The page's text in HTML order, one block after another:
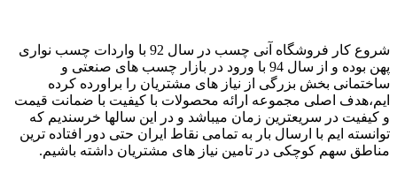
شروع کار فروشگاه آنی چسب در سال 92 با واردات چسب نواری
پهن بوده و از سال 94 با ورود در بازار چسب های صنعتی و
ساختمانی بخش بزرگی از نیاز های مشتریان را براورده کرده
ایم،هدف اصلی مجموعه ارائه محصولات با کیفیت با ضمانت قیمت
و کیفیت در سریعترین زمان میباشد و در این سالها خرسندیم که
توانسته ایم با ارسال بار به تمامی نقاط ایران حتی دور افتاده ترین
مناطق سهم کوچکی در تامین نیاز های مشتریان داشته باشیم.